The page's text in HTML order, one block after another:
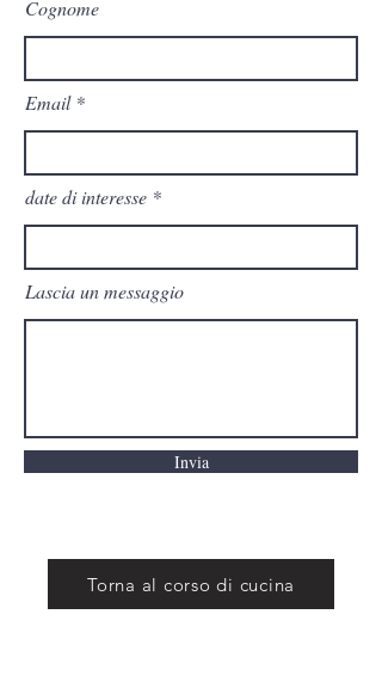
Cognome
Email
date di interesse
Lascia un messaggio
Invia
Torna al corso di cucina